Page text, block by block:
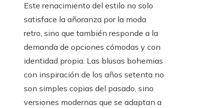
Este renacimiento del estilo no solo
satisface la añoranza por la moda
retro, sino que también responde a la
demanda de opciones cómodas y con
identidad propia. Las blusas bohemias
con inspiración de los años setenta no
son simples copias del pasado, sino
versiones modernas que se adaptan a